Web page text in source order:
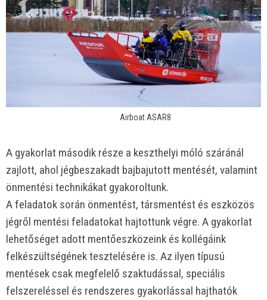
Airboat ASAR8
A gyakorlat második része a keszthelyi móló száránál
zajlott, ahol jégbeszakadt bajbajutott mentését, valamint
önmentési technikákat gyakoroltunk.
A feladatok során önmentést, társmentést és eszközös
jégről mentési feladatokat hajtottunk végre. A gyakorlat
lehetőséget adott mentőeszközeink és kollégáink
felkészültségének tesztelésére is. Az ilyen típusú
mentések csak megfelelő szaktudással, speciális
felszereléssel és rendszeres gyakorlással hajthatók